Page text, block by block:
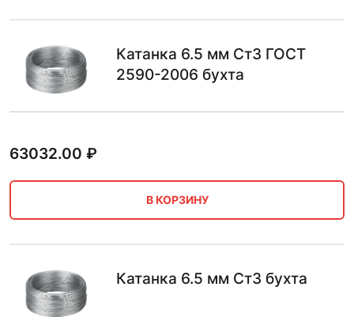
Катанка 6.5 мм Ст3 ГОСТ
2590-2006 бухта
63032.00 ₽
В КОРЗИНУ
Катанка 6.5 мм Ст3 бухта